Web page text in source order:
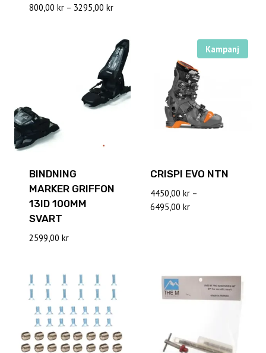
800,00 kr – 3295,00 krPrisintervall:
3295,00 kr
BINDNING
MARKER GRIFFON
13ID 100MM
SVART
2599,00 kr
Kampanj
CRISPI EVO NTN
4450,00 kr –
6495,00 krPrisintervall: